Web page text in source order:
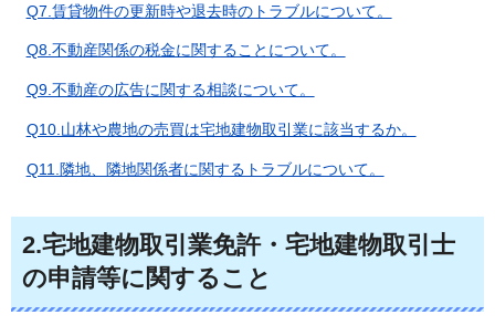
Q7.賃貸物件の更新時や退去時のトラブルについて。
Q8.不動産関係の税金に関することについて。
Q9.不動産の広告に関する相談について。
Q10.山林や農地の売買は宅地建物取引業に該当するか。
Q11.隣地、隣地関係者に関するトラブルについて。
2.宅地建物取引業免許・宅地建物取引士
の申請等に関すること